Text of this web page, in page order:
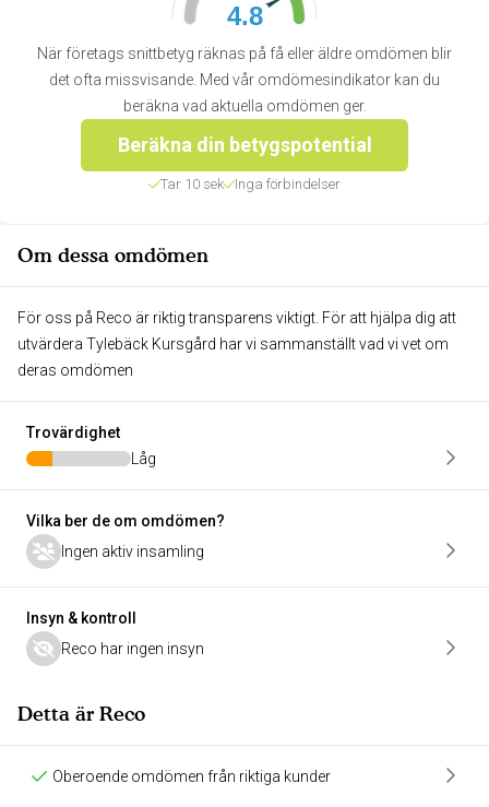
4.8
När företags snittbetyg räknas på få eller äldre omdömen blir
det ofta missvisande. Med vår omdömesindikator kan du
beräkna vad aktuella omdömen ger.
Beräkna din betygspotential
Tar 10 sek Inga förbindelser
Om dessa omdömen
För oss på Reco är riktig transparens viktigt. För att hjälpa dig att
utvärdera Tylebäck Kursgård har vi sammanställt vad vi vet om
deras omdömen
Trovärdighet
Låg
Vilka ber de om omdömen?
Ingen aktiv insamling
Insyn & kontroll
Reco har ingen insyn
Detta är Reco
Oberoende omdömen från riktiga kunder